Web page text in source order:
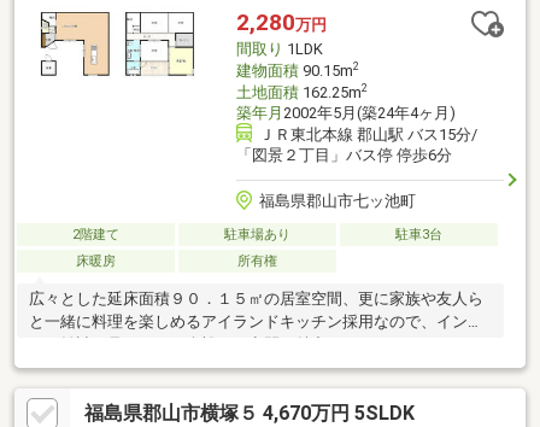
分ツルハドラッグ郡山日和田店・・・徒歩１５分LINEでのお問い
合わせも受付中です♪ホーム画面右上の友だち追加→検索→IDで
『＠６９２ｂｂｌｍｌ』を検索！
2,280万円
間取り 1LDK
建物面積90.15m2
土地面積162.25m2
築年月 2002年5月(築24年4ヶ月)
ＪＲ東北本線 郡山駅 バス15分/
「図景２丁目」バス停 停歩6分
福島県郡山市七ッ池町
2階建て 駐車場あり
駐車3台
床暖房
所有権
広々とした延床面積９０．１５㎡の居室空間、更に家族や友人ら
と一緒に料理を楽しめるアイランドキッチン採用なので、インテ
福島県郡山市横塚５ 4,670万円 5SLDK